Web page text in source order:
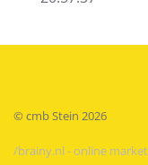
© cmb Stein 2026
/brainy.nl - online